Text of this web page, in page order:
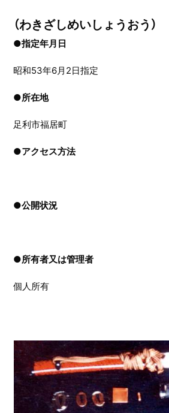
（わきざしめいしょうおう）
●指定年月日
昭和53年6月2日指定
●所在地
足利市福居町
●アクセス方法
●公開状況
●所有者又は管理者
個人所有